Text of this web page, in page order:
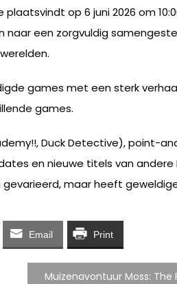
op 6 juni 2026 om
naar een zorgvuldig
games met een sterk
games.
Duck Detective), point-
en nieuwe titels van
maar heeft
Email Print
Muizenavontuur Moss: